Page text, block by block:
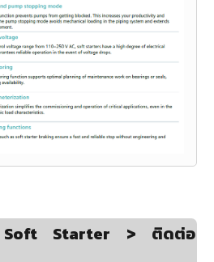
Soft Starter > ติดต่อ